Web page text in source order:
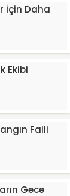
İçin Daha
Ekibi
Faili
Gece